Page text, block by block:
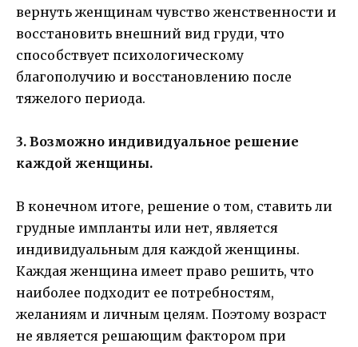
вернуть женщинам чувство женственности и
восстановить внешний вид груди, что
способствует психологическому
благополучию и восстановлению после
тяжелого периода.
3. Возможно индивидуальное решение
каждой женщины.
В конечном итоге, решение о том, ставить ли
грудные импланты или нет, является
индивидуальным для каждой женщины.
Каждая женщина имеет право решить, что
наиболее подходит ее потребностям,
желаниям и личным целям. Поэтому возраст
не является решающим фактором при